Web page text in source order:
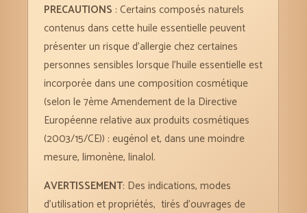
PRECAUTIONS : Certains composés naturels
contenus dans cette huile essentielle peuvent
présenter un risque d’allergie chez certaines
personnes sensibles lorsque l’huile essentielle est
incorporée dans une composition cosmétique
(selon le 7ème Amendement de la Directive
Européenne relative aux produits cosmétiques
(2003/15/CE)) : eugénol et, dans une moindre
mesure, limonène, linalol.
AVERTISSEMENT: Des indications, modes
d’utilisation et propriétés, tirés d’ouvrages de